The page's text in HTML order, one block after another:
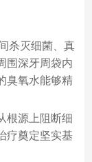
杀灭细菌、真
围深牙周袋内
臭氧水能够精
根源上阻断细
疗奠定坚实基